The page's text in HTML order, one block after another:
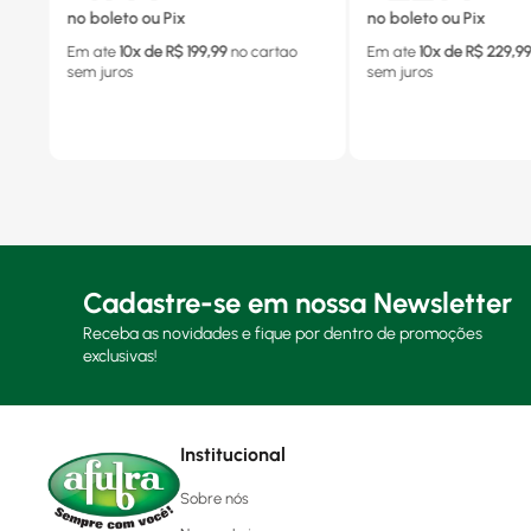
no boleto ou Pix
Em ate 10x de R$ 199,99 no cartao
sem juros
no boleto ou Pix
Em ate 10x de R$ 229,99
sem juros
Cadastre-se em nossa Newsletter
Receba as novidades e fique por dentro de promoções
exclusivas!
Institucional
Sobre nós